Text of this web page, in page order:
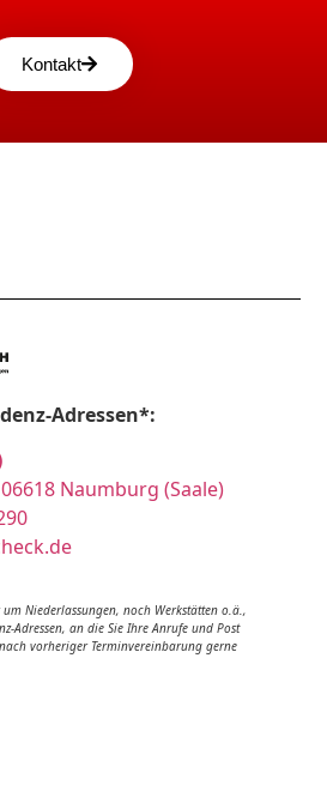
Kontakt
Adressen*:
Naumburg (Saale)
Niederlassungen, noch Werkstätten o.ä.,
Adressen, an die Sie Ihre Anrufe und Post
vorheriger Terminvereinbarung gerne